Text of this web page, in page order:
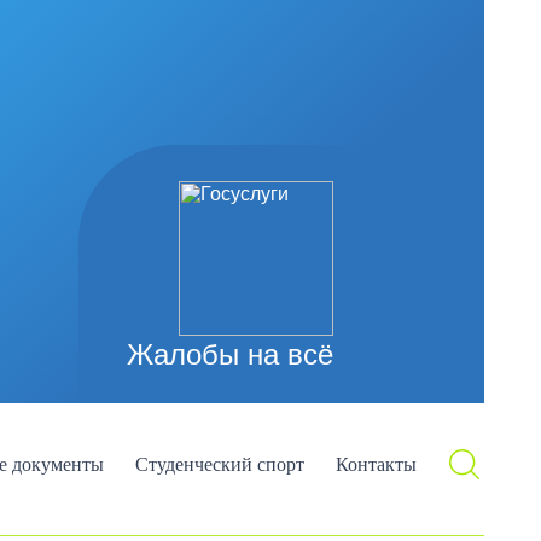
Жалобы на всё
документы Студенческий спорт Контакты